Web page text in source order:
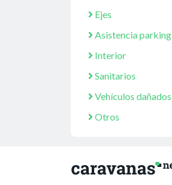
Ejes
Asistencia parking
Interior
Sanitarios
Vehículos dañados
Otros